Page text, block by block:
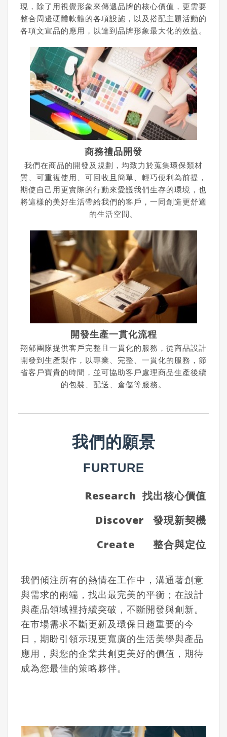
現，除了用視覺形象來傳遞品牌的核心價值，更需要
整合周邊硬體軟體的各項設施，以及搭配主題活動的
各項文宣品的應用，以達到品牌形象最大化的效益。
商務禮品開發
我們在商品的開發及規劃，均致力於蒐集環保類材
質、可重複使用、可回收且簡單、輕巧便利為前提，
期使自己用更實際的行動來愛護我們生存的環境，也
將這樣的美好生活帶給我們的客戶，一同創造更舒適
的生活空間。
開發生產一貫化流程
翔郁團隊提供客戶完整且一貫化的服務，從商品設計
開發到生產製作，以專業、完整、一貫化的服務，節
省客戶寶貴的時間，並可協助客戶處理商品生產後續
的包裝、配送、倉儲等服務。
我們的願景
FURTURE
Research 找出核心價值
Discover
發現新契機
Create
整合與定位
我們傾注所有的熱情在工作中，溝通著創意
與需求的兩端，找出最完美的平衡；在設計
與產品領域裡持續突破，不斷開發與創新。
在市場需求不斷更新及環保日趨重要的今
日，期盼引領示現更寬廣的生活美學與產品
應用，與您的企業共創更美好的價值，期待
成為您最佳的策略夥伴。